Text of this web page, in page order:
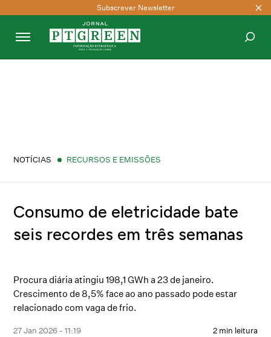
Subscrever Newsletter
NOTÍCIAS RECURSOS E EMISSÕES
Consumo de eletricidade bate
seis recordes em três semanas
Procura diária atingiu 198,1 GWh a 23 de janeiro.
Crescimento de 8,5% face ao ano passado pode estar
relacionado com vaga de frio.
27 Jan 2026 - 11:19 2 min leitura